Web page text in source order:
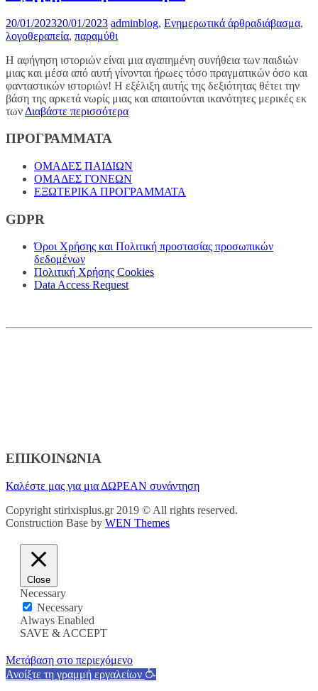
20/01/202320/01/2023 adminblog, Ενημερωτικά άρθραδιάβασμα,
λογοθεραπεία, παραμύθι
Η αφήγηση ιστοριών είναι μια αγαπημένη συνήθεια των παιδιών
μιας και μέσα από αυτή γίνονται ήρωες τόσο πραγματικών όσο και
φανταστικών ιστοριών! Η εξέλιξη αυτής της δεξιότητας θέτει την
βάση της αρκετά νωρίς μιας και απαιτούνται ικανότητες μερικές εκ
των Διαβάστε περισσότερα
ΠΡΟΓΡΑΜΜΑΤΑ
ΟΜΑΔΕΣ ΠΑΙΔΙΩΝ
ΟΜΑΔΕΣ ΓΟΝΕΩΝ
ΕΞΩΤΕΡΙΚΑ ΠΡΟΓΡΑΜΜΑΤΑ
GDPR
Όροι Χρήσης και Πολιτική προστασίας προσωπικών
δεδομένων
Πολιτική Χρήσης Cookies
Data Access Request
ΕΠΙΚΟΙΝΩΝΙΑ
Καλέστε μας για μια ΔΩΡΕΑΝ συνάντηση
Copyright stirixisplus.gr 2019 © All rights reserved.
Construction Base by WEN Themes
Close
Necessary
Necessary
Always Enabled
SAVE & ACCEPT
Μετάβαση στο περιεχόμενο
Ανοίξτε τη γραμμή εργαλείων